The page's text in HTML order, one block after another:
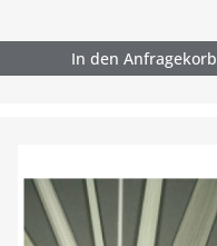
In den Anfragekorb